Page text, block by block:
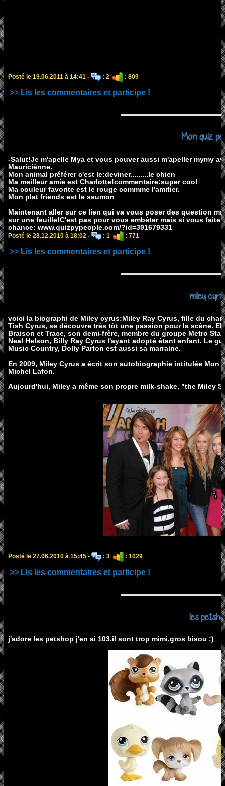
Posté le 19.06.2011 à 14:41 - : 2 : 809
>> Lis les commentaires et participe !
Mon quiz
-Salut!Je m'apelle Mya et vous pouver aussi m'apeller mymy
Mauriciènne.
Mon animal préférer c'est le:deviner.........le chien
Ma meilleur amie est Charlotte!commentaire:super cool
Ma couleur favorite est le rouge commme l'amitier.
Mon plat friends est le saumon
Maintenant aller sur ce lien qui va vous poser des question
sur une feuille!C'est pas pour vous embéter mais si vous
chance: www.quizpypeople.com/?id=391679331
Posté le 28.12.2010 à 18:02 - : 1 : 771
>> Lis les commentaires et participe !
miley
voici la biographi de Miley cyrus:Miley Ray Cyrus, fille du
Tish Cyrus, se découvre très tôt une passion pour la scène.
Braison et Trace, son demi-frère, membre du groupe Metro
Neal Helson, Billy Ray Cyrus l'ayant adopté étant enfant. Le
Music Country, Dolly Parton est aussi sa marraine.
En 2009, Miley Cyrus a écrit son autobiographie intitulée Mon
Michel Lafon.
Aujourd'hui, Miley a même son propre milk-shake, "the Miley
Posté le 27.06.2010 à 15:45 - : 3 : 1029
>> Lis les commentaires et participe !
les
j'adore les petshop j'en ai 103.il sont trop mimi.gros bisou :)